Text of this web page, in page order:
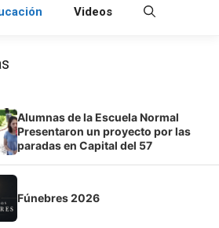
Videos
Alumnas de la Escuela Normal
Presentaron un proyecto por las
paradas en Capital del 57
Fúnebres 2026